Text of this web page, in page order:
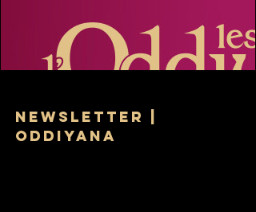
NEWSLETTER |
Oddiyana